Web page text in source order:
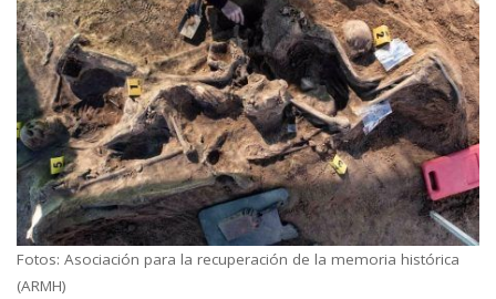
Fotos: Asociación para la recuperación de la memoria histórica
(ARMH)